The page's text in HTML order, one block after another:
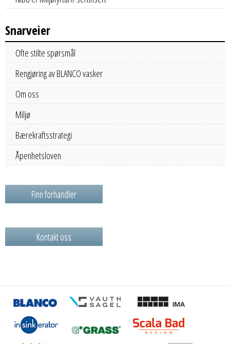
Snarveier
Ofte stilte spørsmål
Rengjøring av BLANCO vasker
Om oss
Miljø
Bærekraftsstrategi
Åpenhetsloven
Finn forhandler
Kontakt oss